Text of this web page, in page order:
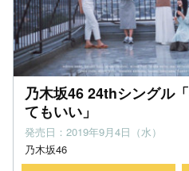
乃木坂46 24thシングル
てもいい」
発売日：2019年9月4日（水）
乃木坂46